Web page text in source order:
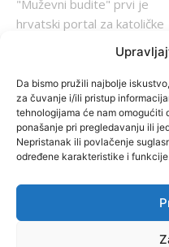
Da bismo pružili najbolje
za čuvanje i/ili pristup
tehnologijama će nam omogućiti
ponašanje pri pregledavanju ili
Nepristanak ili povlačenje
određene karakteristike i
"Muževni budite" prvi je
hrvatski portal za katoličke
reafirmirati u današnje
vrijeme itekako narušen
biblijski koncept
koji pokušavamo osvijetliti
više aspekata, prigodnih
rubrika i poticajnih